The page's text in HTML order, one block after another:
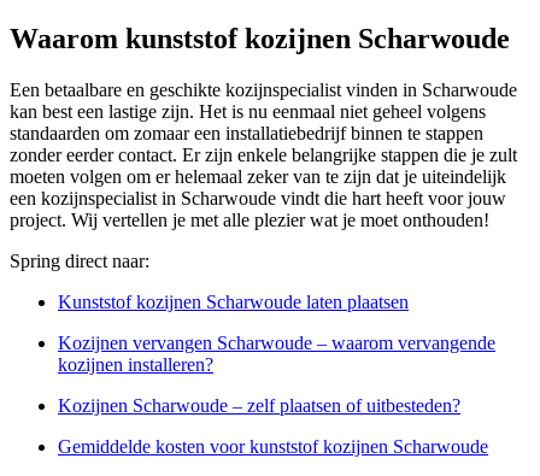
Waarom kunststof kozijnen Scharwoude
Een betaalbare en geschikte kozijnspecialist vinden in Scharwoude
kan best een lastige zijn. Het is nu eenmaal niet geheel volgens
standaarden om zomaar een installatiebedrijf binnen te stappen
zonder eerder contact. Er zijn enkele belangrijke stappen die je zult
moeten volgen om er helemaal zeker van te zijn dat je uiteindelijk
een kozijnspecialist in Scharwoude vindt die hart heeft voor jouw
project. Wij vertellen je met alle plezier wat je moet onthouden!
Spring direct naar:
Kunststof kozijnen Scharwoude laten plaatsen
Kozijnen vervangen Scharwoude – waarom vervangende
kozijnen installeren?
Kozijnen Scharwoude – zelf plaatsen of uitbesteden?
Gemiddelde kosten voor kunststof kozijnen Scharwoude